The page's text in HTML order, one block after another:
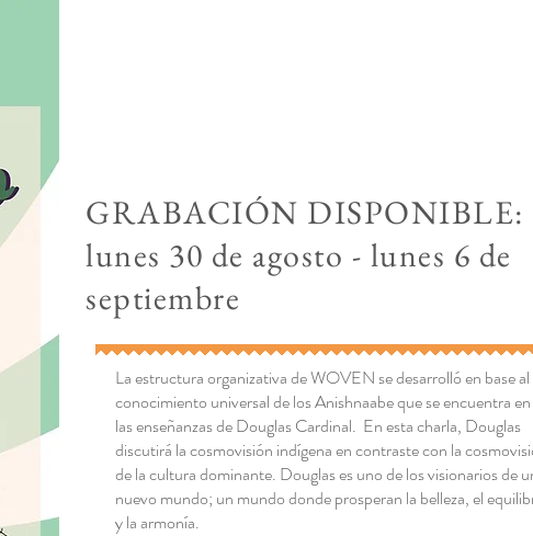
GRABACIÓN DISPONIBLE:
lunes 30 de agosto - lunes 6 de
septiembre
La estructura organizativa de WOVEN se desarrolló en base al
conocimiento universal de los Anishnaabe que se encuentra en
las enseñanzas de Douglas Cardinal. En esta charla, Douglas
discutirá la cosmovisión indígena en contraste con la
de la cultura dominante. Douglas es uno de los visionarios de
nuevo mundo; un mundo donde prosperan la belleza, el
y la armonía.